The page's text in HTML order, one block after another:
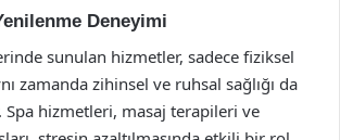
Deneyimi
sunulan hizmetler, sadece fiziksel
zamanda zihinsel ve ruhsal sağlığı da
Spa hizmetleri, masaj terapileri ve